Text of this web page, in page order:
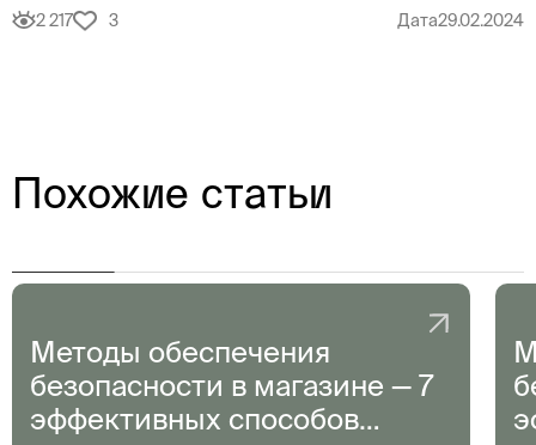
2 217 3 Дата29.02.2024
Похожие статьи
Методы обеспечения
безопасности в магазине — 7
эффективных способов